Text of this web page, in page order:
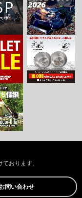
おります。
問い合わせ